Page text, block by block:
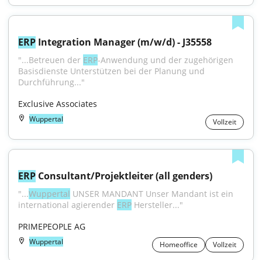
ERP Integration Manager (m/w/d) - J35558
"...Betreuen der ERP-Anwendung und der zugehörigen
Basisdienste Unterstützen bei der Planung und
Durchführung..."
Exclusive Associates
Wuppertal Vollzeit
ERP Consultant/Projektleiter (all genders)
"...Wuppertal UNSER MANDANT Unser Mandant ist ein
international agierender ERP Hersteller..."
PRIMEPEOPLE AG
Wuppertal Homeoffice Vollzeit